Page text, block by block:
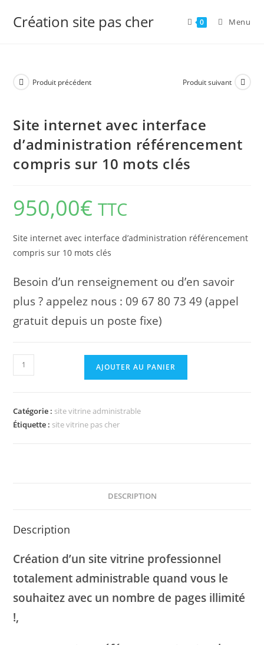
Création site pas cher 0 Menu
Produit précédent Produit suivant
Site internet avec interface
d’administration référencement
compris sur 10 mots clés
950,00€ TTC
Site internet avec interface d’administration référencement
compris sur 10 mots clés
Besoin d’un renseignement ou d’en savoir
plus ? appelez nous : 09 67 80 73 49 (appel
gratuit depuis un poste fixe)
quantité
de
avec
AJOUTER AU PANIER
Catégorie : site vitrine administrable
Étiquette : site vitrine pas cher
DESCRIPTION
Description
Création d’un site vitrine professionnel
totalement administrable quand vous le
souhaitez avec un nombre de pages illimité
!,